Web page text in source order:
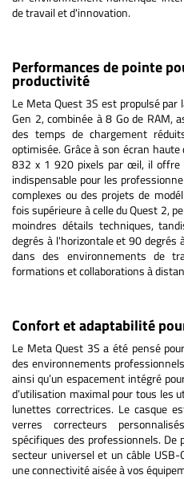
de travail et d'innovation.
Performances de pointe
productivité
Le Meta Quest 3S est propulsé par
Gen 2, combinée à 8 Go de RAM,
des temps de chargement
optimisée. Grâce à son écran
832 x 1 920 pixels par œil, il offre
indispensable pour les
complexes ou des projets de
fois supérieure à celle du Quest 2,
moindres détails techniques,
degrés à l'horizontale et 90 degrés
dans des environnements de
formations et collaborations à
Confort et adaptabilité
Le Meta Quest 3S a été pensé
des environnements
ainsi qu’un espacement intégré
d’utilisation maximal pour tous les
lunettes correctrices. Le casque
verres correcteurs
spécifiques des professionnels.
secteur universel et un câble
une connectivité aisée à vos